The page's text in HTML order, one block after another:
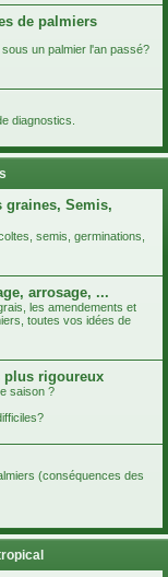
de palmiers
un palmier l'an passé?
diagnostics.
graines, Semis,
semis, germinations,
arrosage, ...
les amendements et
toutes vos idées de
plus rigoureux
saison ?
(conséquences des